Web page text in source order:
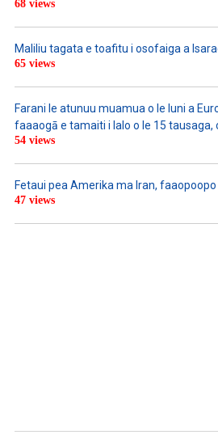
68 views
Maliliu tagata e toafitu i osofaiga a
65 views
Farani le atunuu muamua o le Iuni a
faaaogā e tamaiti i lalo o le 15 tausaga,
54 views
Fetaui pea Amerika ma Iran,
47 views